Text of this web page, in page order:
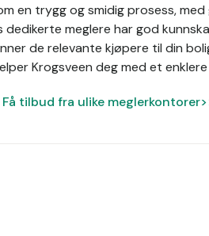
en trygg og smidig prosess,
meglere har god
de relevante kjøpere til din
Krogsveen deg med et
Få tilbud fra ulike